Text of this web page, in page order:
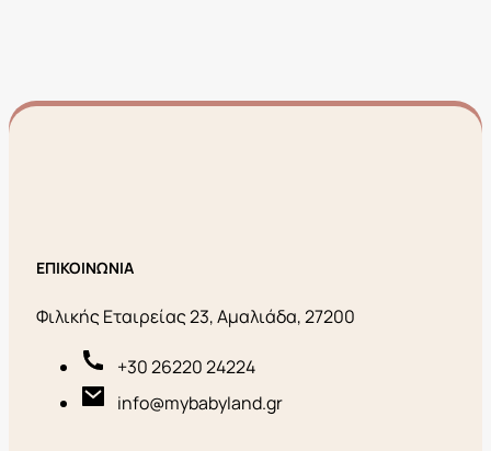
ΕΠΙΚΟΙΝΩΝΙΑ
Φιλικής Εταιρείας 23, Αμαλιάδα, 27200
+30 26220 24224
info@mybabyland.gr